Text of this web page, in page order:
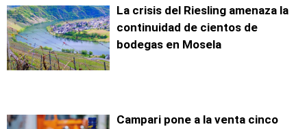
La crisis del Riesling amenaza la
continuidad de cientos de
bodegas en Mosela
Campari pone a la venta cinco